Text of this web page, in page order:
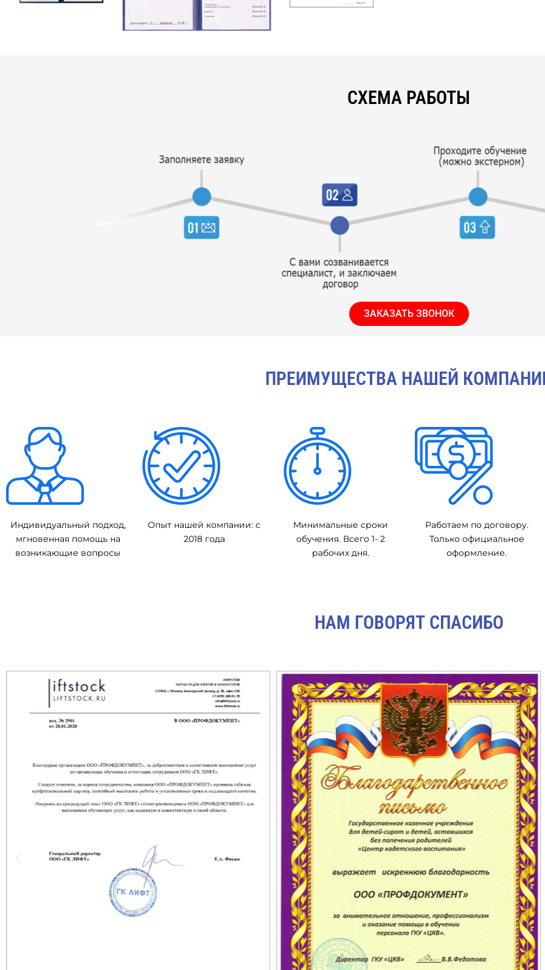
СХЕМА РАБОТЫ
ЗАКАЗАТЬ ЗВОНОК
ПРЕИМУЩЕСТВА НАШЕЙ
Индивидуальный подход,
мгновенная помощь на
возникающие вопросы
Опыт нашей компании: с
2018 года
Минимальные сроки
обучения. Всего 1- 2
рабочих дня.
Работаем по договору.
Только официальное
оформление.
НАМ ГОВОРЯТ СПАСИБО